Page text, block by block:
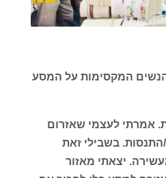
המקסימות על המסע
אמרתי לעצמי שאזרום
התנסות. בשבילי זאת
יצאתי מאזור